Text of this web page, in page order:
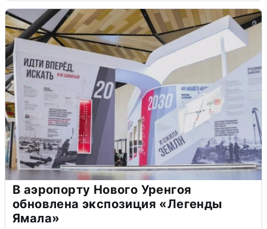
В аэропорту Нового Уренгоя
обновлена экспозиция «Легенды
Ямала»